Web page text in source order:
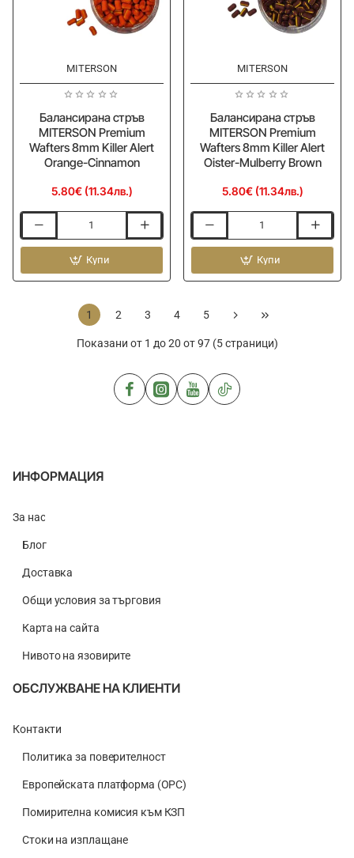
MITERSON
Балансирана стръв
MITERSON Premium
Wafters 8mm Killer Alert
Orange-Cinnamon
5.80€ (11.34лв.)
Балансирана
стръв
MITERSON
Premium
Купи
MITERSON
Балансирана стръв
MITERSON Premium
Wafters 8mm Killer Alert
Oister-Mulberry Brown
5.80€ (11.34лв.)
Балансирана
стръв
MITERSON
Premium
Killer
Alert
Oister-
Brown
Купи
1 2 3 4 5
Показани от 1 до 20 от 97 (5 страници)
ИНФОРМАЦИЯ
За нас
Блог
Доставка
Общи условия за търговия
Карта на сайта
Нивото на язовирите
ОБСЛУЖВАНЕ НА КЛИЕНТИ
Контакти
Политика за поверителност
Европейската платформа (ОРС)
Помирителна комисия към КЗП
Стоки на изплащане